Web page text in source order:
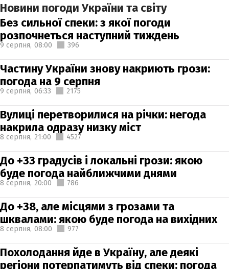
Новини погоди України та світу
Без сильної спеки: з якої погоди
розпочнеться наступний тиждень
9 серпня, 08:00 396
Частину України знову накриють грози:
погода на 9 серпня
9 серпня, 06:33 2175
Вулиці перетворилися на річки: негода
накрила одразу низку міст
8 серпня, 21:00 4527
До +33 градусів і локальні грози: якою
буде погода найближчими днями
8 серпня, 20:00 786
До +38, але місцями з грозами та
шквалами: якою буде погода на вихідних
8 серпня, 08:00 977
Похолодання йде в Україну, але деякі
регіони потерпатимуть від спеки: погода